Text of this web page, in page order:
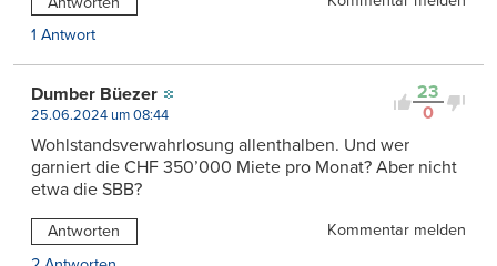
1 Antwort
23
0
Dumber Büezer
25.06.2024 um 08:44
Wohlstandsverwahrlosung allenthalben. Und wer
garniert die CHF 350’000 Miete pro Monat? Aber nicht
etwa die SBB?
Antworten
Kommentar melden